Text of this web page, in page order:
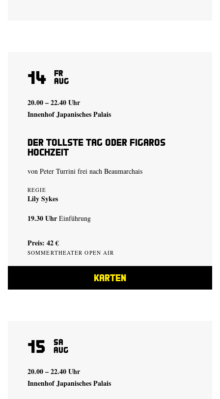
14 Fr
Aug
20.00 – 22.40 Uhr
Innenhof Japanisches Palais
Der tollste Tag oder Figaros
Hochzeit
von Peter Turrini frei nach Beaumarchais
REGIE
Lily Sykes
19.30 Uhr Einführung
Preis: 42 €
SOMMERTHEATER OPEN AIR
KARTEN
15 Sa
Aug
20.00 – 22.40 Uhr
Innenhof Japanisches Palais